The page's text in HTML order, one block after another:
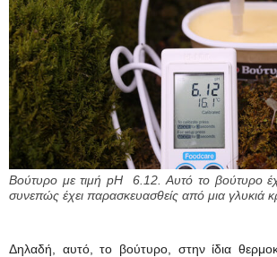
Βούτυρο με τιμή pH 6.12. Αυτό το βούτυρο
συνεπώς έχει παρασκευασθείς από μια γλυκιά
Δηλαδή, αυτό, το βούτυρο, στην ίδια